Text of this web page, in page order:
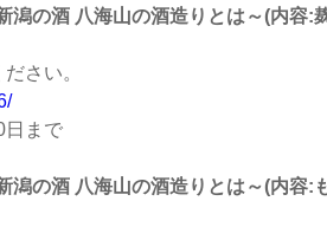
の酒 八海山の酒造りとは～(内容:
さい。
日まで
の酒 八海山の酒造りとは～(内容: